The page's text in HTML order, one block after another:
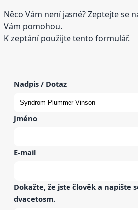
Něco Vám není jasné? Zeptejte se
Vám pomohou.
K zeptání použijte tento formulář.
Nadpis / Dotaz
Jméno
E-mail
Dokažte, že jste člověk a napište
dvacetosm.